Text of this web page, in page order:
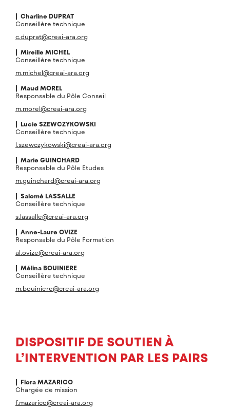
| Charline DUPRAT
Conseillère technique
c.duprat@creai-ara.org
| Mireille MICHEL
Conseillère technique
m.michel@creai-ara.org
| Maud MOREL
Responsable du Pôle Conseil
m.morel@creai-ara.org
| Lucie SZEWCZYKOWSKI
Conseillère technique
l.szewczykowski@creai-ara.org
| Marie GUINCHARD
Responsable du Pôle Etudes
m.guinchard@creai-ara.org
| Salomé LASSALLE
Conseillère technique
s.lassalle@creai-ara.org
| Anne-Laure OVIZE
Responsable du Pôle Formation
al.ovize@creai-ara.org
| Mélina BOUINIERE
Conseillère technique
m.bouiniere@creai-ara.org
DISPOSITIF DE SOUTIEN À
L’INTERVENTION PAR LES PAIRS
| Flora MAZARICO
Chargée de mission
f.mazarico@creai-ara.org